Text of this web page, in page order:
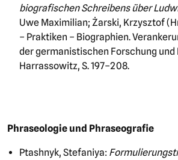
biografischen Schreibens über
Uwe Maximilian; Żarski, Krzysztof
– Praktiken – Biographien.
der germanistischen Forschung und
Harrassowitz, S. 197–208.
Phraseologie und Phraseografie
Ptashnyk, Stefaniya: